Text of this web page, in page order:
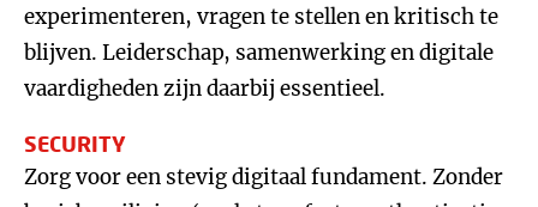
experimenteren, vragen te stellen en kritisch te
blijven. Leiderschap, samenwerking en digitale
vaardigheden zijn daarbij essentieel.
SECURITY
Zorg voor een stevig digitaal fundament. Zonder